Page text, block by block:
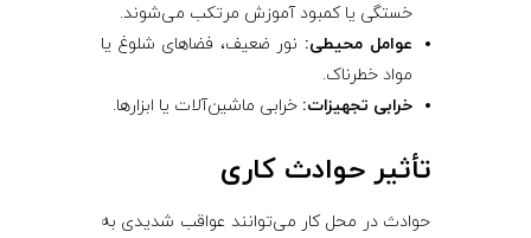
خستگی یا کمبود آموزش مرتکب می‌شوند.
عوامل محیطی: نور ضعیف، فضاهای شلوغ یا
مواد خطرناک.
خرابی تجهیزات: خرابی ماشین‌آلات یا ابزارها.
تأثیر حوادث کاری
حوادث در محل کار می‌توانند عواقب شدیدی به